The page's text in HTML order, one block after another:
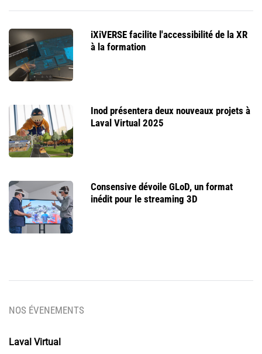
iXiVERSE facilite l'accessibilité de la XR
à la formation
Inod présentera deux nouveaux projets à
Laval Virtual 2025
Consensive dévoile GLoD, un format
inédit pour le streaming 3D
NOS ÉVENEMENTS
Laval Virtual